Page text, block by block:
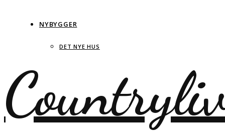
NYBYGGER
DET NYE HUS